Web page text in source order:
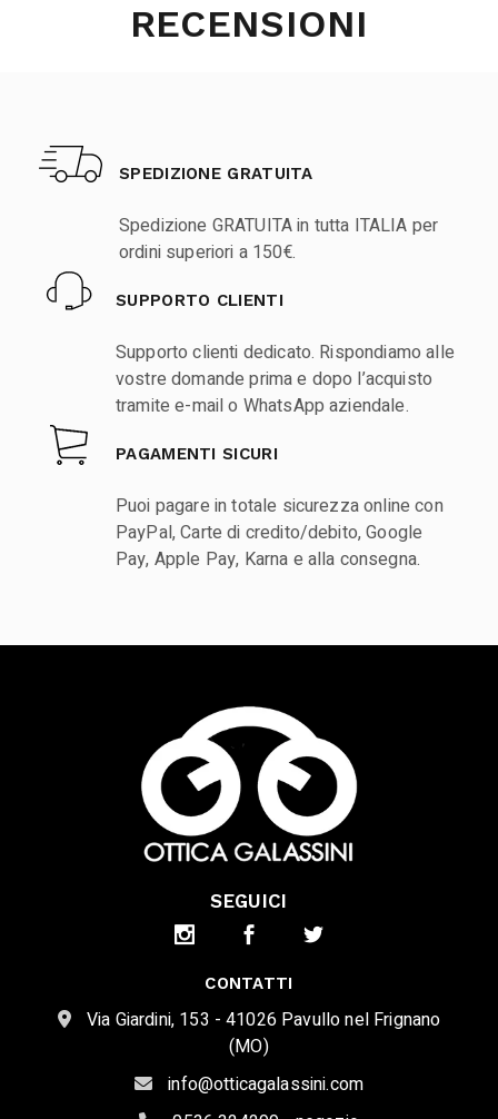
RECENSIONI
SPEDIZIONE GRATUITA
Spedizione GRATUITA in tutta ITALIA per
ordini superiori a 150€.
SUPPORTO CLIENTI
Supporto clienti dedicato. Rispondiamo alle
vostre domande prima e dopo l’acquisto
tramite e-mail o WhatsApp aziendale.
PAGAMENTI SICURI
Puoi pagare in totale sicurezza online con
PayPal, Carte di credito/debito, Google
Pay, Apple Pay, Karna e alla consegna.
SEGUICI
CONTATTI
Via Giardini, 153 - 41026 Pavullo nel Frignano
(MO)
info@otticagalassini.com